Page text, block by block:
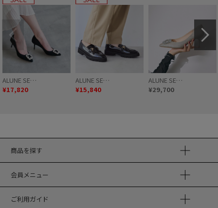
ALUNE SE…
¥17,820
ALUNE SE…
¥15,840
ALUNE SE…
¥29,700
商品を探す
会員メニュー
ご利用ガイド